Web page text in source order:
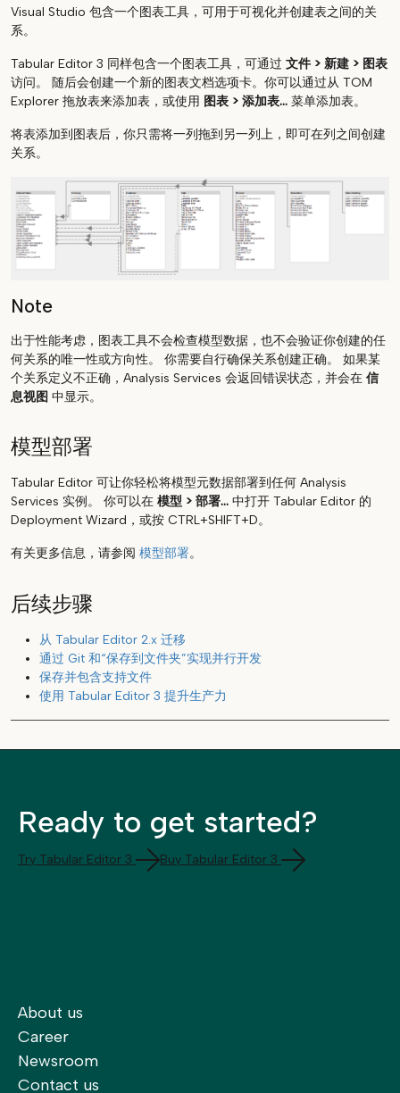
Visual Studio 包含一个图表工具，可用于可视化并创建表之间的关
系。
Tabular Editor 3 同样包含一个图表工具，可通过 文件 > 新建 > 图表
访问。 随后会创建一个新的图表文档选项卡。你可以通过从 TOM
Explorer 拖放表来添加表，或使用 图表 > 添加表... 菜单添加表。
将表添加到图表后，你只需将一列拖到另一列上，即可在列之间创建
关系。
Note
出于性能考虑，图表工具不会检查模型数据，也不会验证你创建的任
何关系的唯一性或方向性。 你需要自行确保关系创建正确。 如果某
个关系定义不正确，Analysis Services 会返回错误状态，并会在 信
息视图 中显示。
模型部署
Tabular Editor 可让你轻松将模型元数据部署到任何 Analysis
Services 实例。 你可以在 模型 > 部署... 中打开 Tabular Editor 的
Deployment Wizard，或按 CTRL+SHIFT+D。
有关更多信息，请参阅 模型部署。
后续步骤
从 Tabular Editor 2.x 迁移
通过 Git 和“保存到文件夹”实现并行开发
保存并包含支持文件
使用 Tabular Editor 3 提升生产力
Ready to get started?
Try Tabular Editor 3 Buy Tabular Editor 3
About us
Career
Newsroom
Contact us